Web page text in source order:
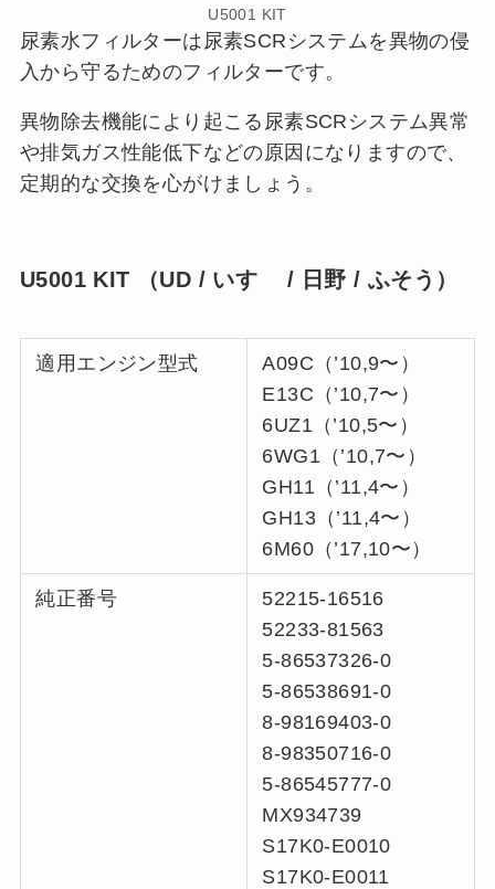
U5001 KIT
尿素水フィルターは尿素SCRシステムを異物の侵
入から守るためのフィルターです。
異物除去機能により起こる尿素SCRシステム異常
や排気ガス性能低下などの原因になりますので、
定期的な交換を心がけましょう。
U5001 KIT （UD / いすゞ / 日野 / ふそう）
適用エンジン型式
A09C（’10,9〜）
E13C（’10,7〜）
6UZ1（’10,5〜）
6WG1（’10,7〜）
GH11（’11,4〜）
GH13（’11,4〜）
6M60（’17,10〜）
純正番号
52215-16516
52233-81563
5-86537326-0
5-86538691-0
8-98169403-0
8-98350716-0
5-86545777-0
MX934739
S17K0-E0010
S17K0-E0011